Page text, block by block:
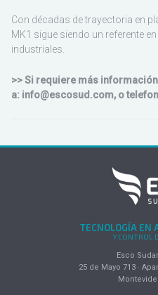
Con décadas de trayectoria en
MK1 sigue siendo un referente
industriales.
>> Si requiere más
a: info@escosud.com, o
TECNOLOGÍA EN
Y CONTROL
Esco
25 de Mayo 713 ·